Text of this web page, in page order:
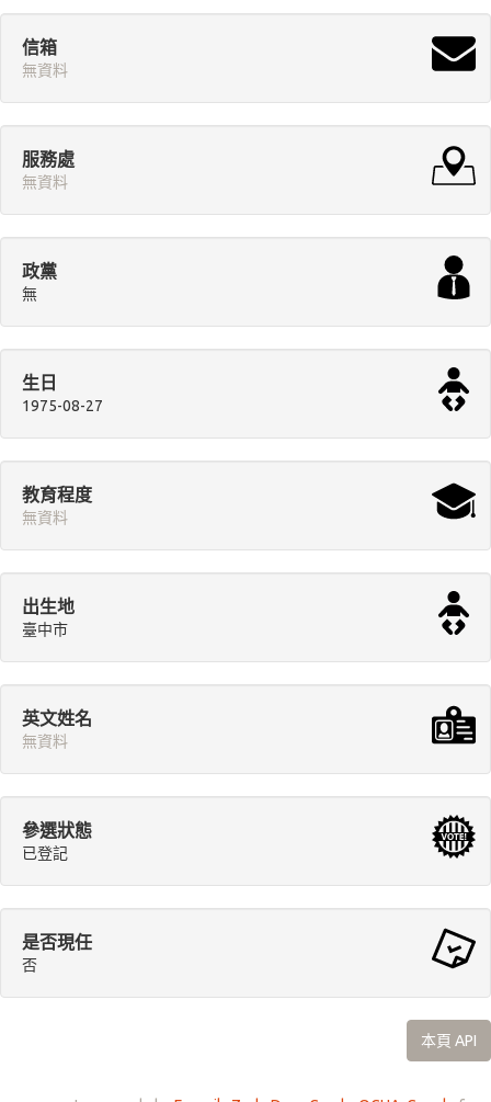
信箱
無資料
服務處
無資料
政黨
無
生日
1975-08-27
教育程度
無資料
出生地
臺中市
英文姓名
無資料
參選狀態
已登記
是否現任
否
本頁 API